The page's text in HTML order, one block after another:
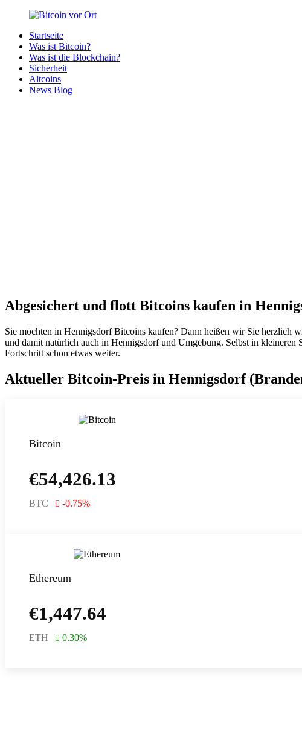
Zurück
Inhalt
Bitcoin
Bitcoins
deiner
Region
Startseite
Was ist Bitcoin?
Was ist die Blockchain?
Sicherheit
Altcoins
News Blog
Abgesichert und flott Bitcoins kaufen in
Sie möchten in Hennigsdorf Bitcoins kaufen? Dann heißen wir Sie herzlich
und damit natürlich auch in Hennigsdorf und Umgebung. Selbst in kleineren
Fortschritt schon etwas weiter.
Aktueller Bitcoin-Preis in Hennigsdorf
Bitcoin
€54,426.13
BTC -0.75%
Ethereum
€1,447.64
ETH 0.30%